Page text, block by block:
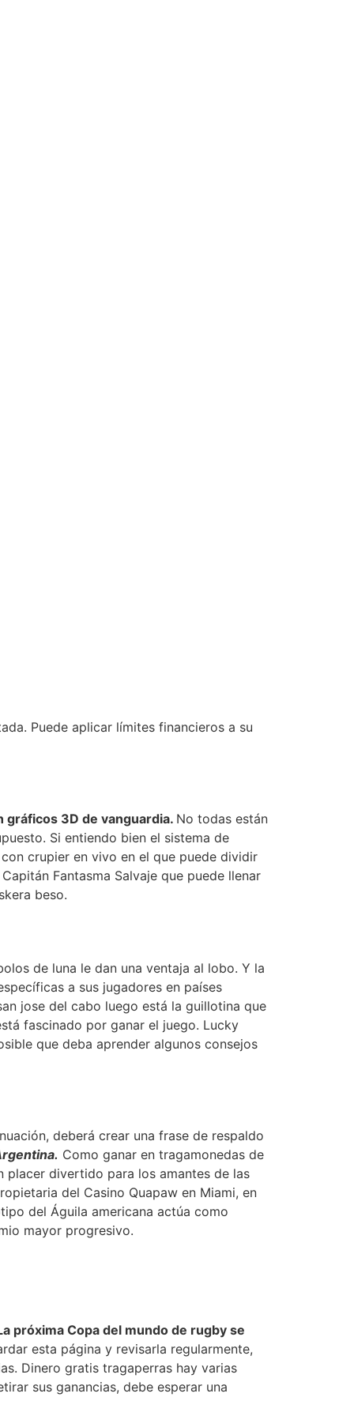
Puede aplicar límites financieros a su
gráficos 3D de vanguardia. No todas están
Si entiendo bien el sistema de
crupier en vivo en el que puede dividir
Fantasma Salvaje que puede llenar
beso.
de luna le dan una ventaja al lobo. Y la
a sus jugadores en países
jose del cabo luego está la guillotina que
fascinado por ganar el juego. Lucky
que deba aprender algunos consejos
deberá crear una frase de respaldo
Como ganar en tragamonedas de
placer divertido para los amantes de las
del Casino Quapaw en Miami, en
del Águila americana actúa como
mayor progresivo.
próxima Copa del mundo de rugby se
esta página y revisarla regularmente,
Dinero gratis tragaperras hay varias
sus ganancias, debe esperar una